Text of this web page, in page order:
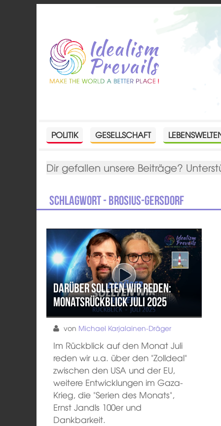
POLITIK GESELLSCHAFT
Dir gefallen unsere Beiträge?
Schlagwort - Brosius-Gersdorf
Darüber sollten wir reden:
Monatsrückblick Juli 2025
von Michael Karjalainen-Dräger
Im Rückblick auf den Monat Juli
reden wir u.a. über den "Zolldeal"
zwischen den USA und der EU,
weitere Entwicklungen im Gaza-
Krieg, die "Serien des Monats",
Ernst Jandls 100er und
Dankbarkeit.